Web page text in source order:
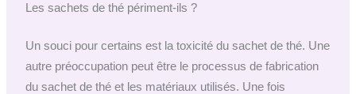
Les sachets de thé périment-ils ?
Un souci pour certains est la toxicité du sachet de thé. Une
autre préoccupation peut être le processus de fabrication
du sachet de thé et les matériaux utilisés. Une fois